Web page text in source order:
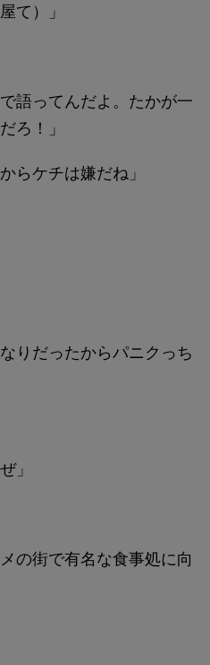
て）」
語ってんだよ。たかが一
ろ！」
らケチは嫌だね」
りだったからパニクっち
」
の街で有名な食事処に向